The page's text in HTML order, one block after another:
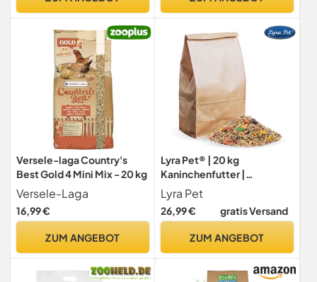
für Nager
Versele-laga Country's
Best Gold 4 Mini Mix - 20 kg
Versele-Laga
16,99 €
ZUM ANGEBOT
Lyra Pet® | 20 kg
Kaninchenfutter |
Alleinfutter für
ausgewachsene Kaninchen
| Nährstoffreiches,
| Artgerechter & natürlicher
Kohlenhyrate & Vitamine
Lyra Pet
26,99 € gratis Versand
ZUM ANGEBOT